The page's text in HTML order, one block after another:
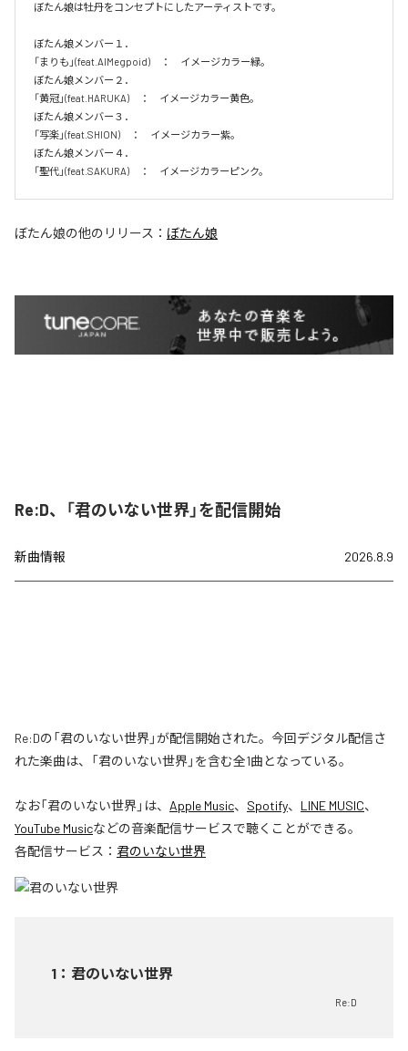
ぼたん娘は牡丹をコンセプトにしたアーティストです。
ぼたん娘メンバー１．
「まりも」(feat.AIMegpoid)　：　イメージカラー緑。
ぼたん娘メンバー２．
「黄冠」(feat.HARUKA)　：　イメージカラー黄色。
ぼたん娘メンバー３．
「写楽」(feat.SHION)　：　イメージカラー紫。
ぼたん娘メンバー４．
「聖代」(feat.SAKURA)　：　イメージカラーピンク。
ぼたん娘の他のリリース： ぼたん娘
Re:D、「君のいない世界」を配信開始
新曲情報 2026.8.9
Re:Dの「君のいない世界」が配信開始された。今回デジタル配信さ
れた楽曲は、「君のいない世界」を含む全1曲となっている。
なお「君のいない世界」は、 Apple Music、 Spotify、 LINE MUSIC、
YouTube Musicなどの音楽配信サービスで聴くことができる。
各配信サービス： 君のいない世界
1 ： 君のいない世界
Re:D